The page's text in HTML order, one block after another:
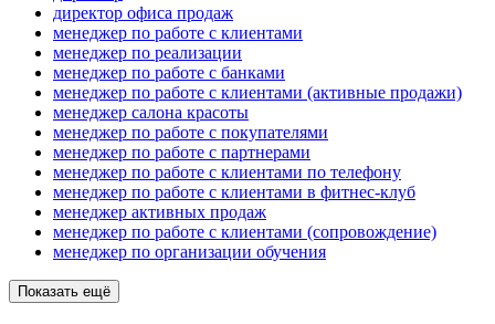
директор офиса продаж
менеджер по работе с клиентами
менеджер по реализации
менеджер по работе с банками
менеджер по работе с клиентами (активные продажи)
менеджер салона красоты
менеджер по работе с покупателями
менеджер по работе с партнерами
менеджер по работе с клиентами по телефону
менеджер по работе с клиентами в фитнес-клуб
менеджер активных продаж
менеджер по работе с клиентами (сопровождение)
менеджер по организации обучения
Показать ещё